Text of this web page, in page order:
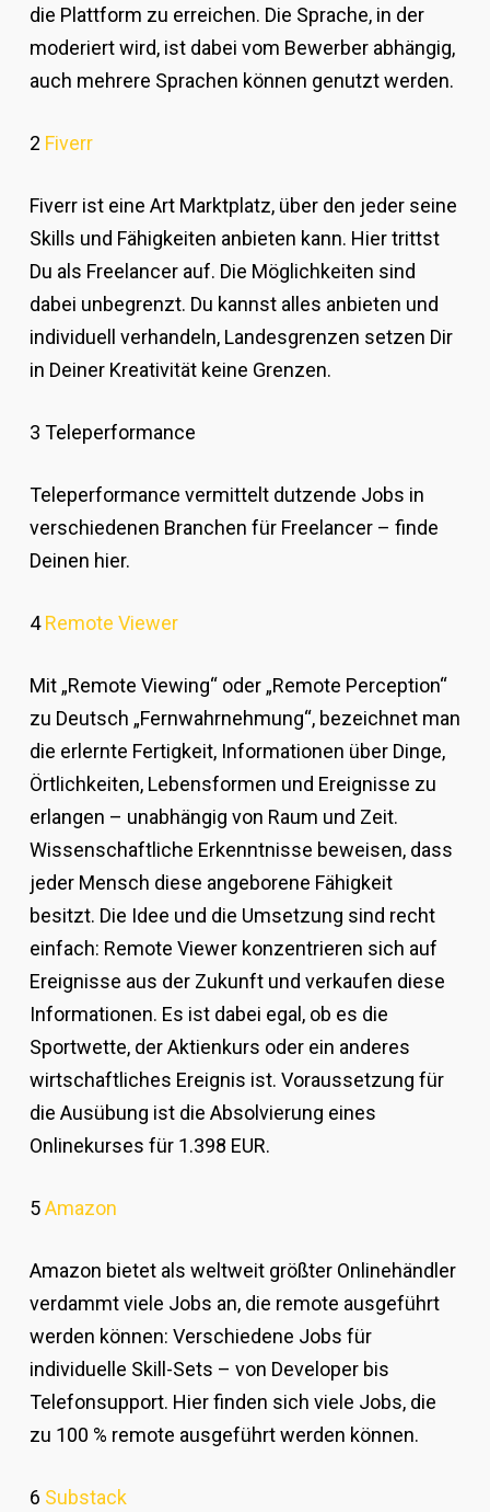
die Plattform zu erreichen. Die Sprache, in der
moderiert wird, ist dabei vom Bewerber abhängig,
auch mehrere Sprachen können genutzt werden.
2 Fiverr
Fiverr ist eine Art Marktplatz, über den jeder seine
Skills und Fähigkeiten anbieten kann. Hier trittst
Du als Freelancer auf. Die Möglichkeiten sind
dabei unbegrenzt. Du kannst alles anbieten und
individuell verhandeln, Landesgrenzen setzen Dir
in Deiner Kreativität keine Grenzen.
3 Teleperformance
Teleperformance vermittelt dutzende Jobs in
verschiedenen Branchen für Freelancer – finde
Deinen hier.
4Remote Viewer
Mit „Remote Viewing“ oder „Remote Perception“
zu Deutsch „Fernwahrnehmung“, bezeichnet man
die erlernte Fertigkeit, Informationen über Dinge,
Örtlichkeiten, Lebensformen und Ereignisse zu
erlangen – unabhängig von Raum und Zeit.
Wissenschaftliche Erkenntnisse beweisen, dass
jeder Mensch diese angeborene Fähigkeit
besitzt. Die Idee und die Umsetzung sind recht
einfach: Remote Viewer konzentrieren sich auf
Ereignisse aus der Zukunft und verkaufen diese
Informationen. Es ist dabei egal, ob es die
Sportwette, der Aktienkurs oder ein anderes
wirtschaftliches Ereignis ist. Voraussetzung für
die Ausübung ist die Absolvierung eines
Onlinekurses für 1.398 EUR.
5Amazon
Amazon bietet als weltweit größter Onlinehändler
verdammt viele Jobs an, die remote ausgeführt
werden können: Verschiedene Jobs für
individuelle Skill-Sets – von Developer bis
Telefonsupport. Hier finden sich viele Jobs, die
zu 100 % remote ausgeführt werden können.
6 Substack